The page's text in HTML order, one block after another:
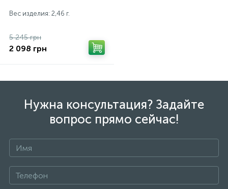
Вес изделия: 2,46 г.
5 245 грн
2 098 грн
Нужна консультация? Задайте
вопрос прямо сейчас!